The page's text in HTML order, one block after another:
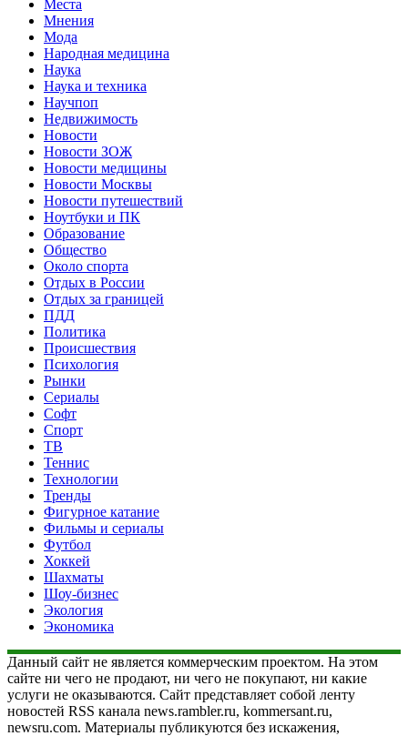
Места
Мнения
Мода
Народная медицина
Наука
Наука и техника
Научпоп
Недвижимость
Новости
Новости ЗОЖ
Новости медицины
Новости Москвы
Новости путешествий
Ноутбуки и ПК
Образование
Общество
Около спорта
Отдых в России
Отдых за границей
ПДД
Политика
Происшествия
Психология
Рынки
Сериалы
Софт
Спорт
ТВ
Теннис
Технологии
Тренды
Фигурное катание
Фильмы и сериалы
Футбол
Хоккей
Шахматы
Шоу-бизнес
Экология
Экономика
Данный сайт не является коммерческим проектом. На этом
сайте ни чего не продают, ни чего не покупают, ни какие
услуги не оказываются. Сайт представляет собой ленту
новостей RSS канала news.rambler.ru, kommersant.ru,
newsru.com. Материалы публикуются без искажения,